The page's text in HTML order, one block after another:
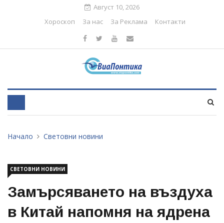
Август 10, 2026
Хороскоп
За нас За Реклама Контакти
Начало Световни новини
СВЕТОВНИ НОВИНИ
Замърсяването на въздуха
в Китай напомня на ядрена